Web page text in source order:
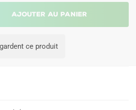
Ajouter au panier
ce produit